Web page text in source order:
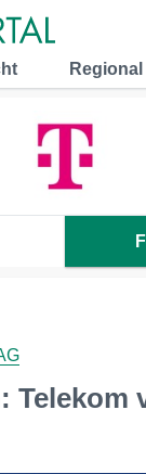
Regional
Telekom